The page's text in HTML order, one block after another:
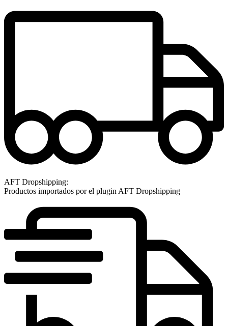
AFT Dropshipping:
Productos importados por el plugin AFT Dropshipping